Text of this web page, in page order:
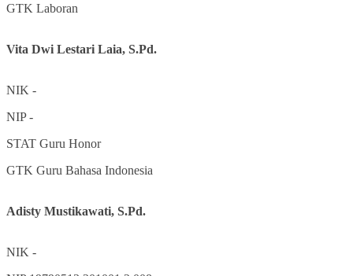
GTK Laboran
Vita Dwi Lestari Laia, S.Pd.
NIK -
NIP-
STAT Guru Honor
GTK Guru Bahasa Indonesia
Adisty Mustikawati, S.Pd.
NIK -